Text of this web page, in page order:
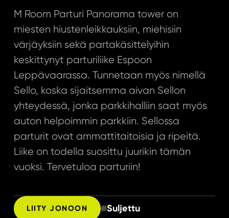
M Room Parturi Panorama tower on
miesten hiustenleikkauksiin, miehisiin
värjäyksiin sekä partakäsittelyihin
keskittynyt parturiliike Espoon
Leppävaarassa. Tunnetaan myös nimellä
Sello, koska sijaitsemma aivan Sellon
yhteydessä, jonka parkkihalliin saat myös
auton helpoimmin parkkiin. Sellossa
parturit ovat ammattitaitoisia ja ripeitä.
Liike on todella suosittu juurikin tämän
vuoksi. Tervetuloa parturiin!
LIITY JONOON Suljettu